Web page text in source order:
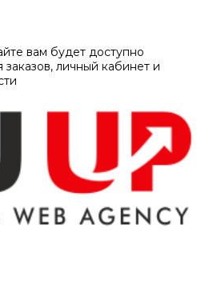
вам будет доступно
личный кабинет и